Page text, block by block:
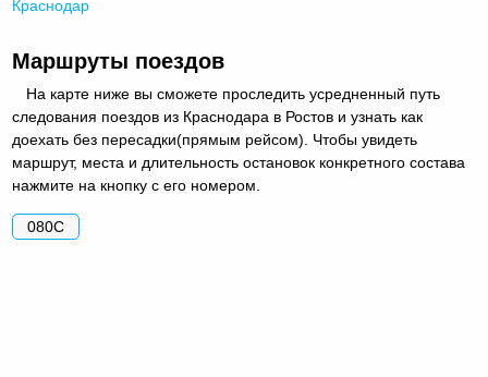
Краснодар
Маршруты поездов
На карте ниже вы сможете проследить усредненный путь
следования поездов из Краснодара в Ростов и узнать как
доехать без пересадки(прямым рейсом). Чтобы увидеть
маршрут, места и длительность остановок конкретного состава
нажмите на кнопку с его номером.
080С